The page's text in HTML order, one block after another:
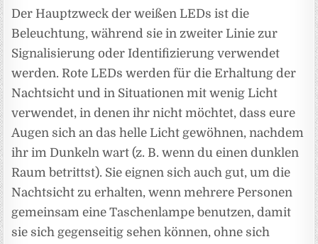
Der Hauptzweck der weißen LEDs ist die
Beleuchtung, während sie in zweiter Linie zur
Signalisierung oder Identifizierung verwendet
werden. Rote LEDs werden für die Erhaltung der
Nachtsicht und in Situationen mit wenig Licht
verwendet, in denen ihr nicht möchtet, dass eure
Augen sich an das helle Licht gewöhnen, nachdem
ihr im Dunkeln wart (z. B. wenn du einen dunklen
Raum betrittst). Sie eignen sich auch gut, um die
Nachtsicht zu erhalten, wenn mehrere Personen
gemeinsam eine Taschenlampe benutzen, damit
sie sich gegenseitig sehen können, ohne sich